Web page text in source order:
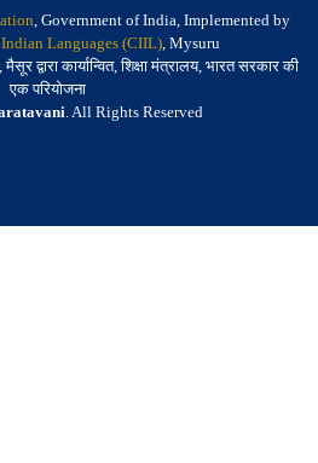
, Government of India, Implemented by
Languages (CIIL), Mysuru
द्वारा कार्यान्वित, शिक्षा मंत्रालय, भारत सरकार की
एक परियोजना
. All Rights Reserved